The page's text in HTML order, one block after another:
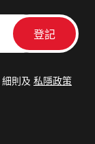
細則及 私隱政策